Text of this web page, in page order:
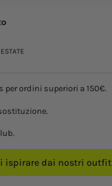
per ordini superiori a 150€.
ispirare dai nostri outfit